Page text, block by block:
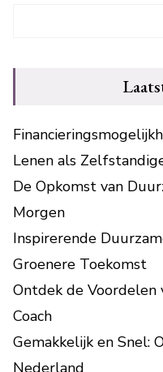
Lenen als
De Opkomst van
Morgen
Inspirerende
Groenere Toekomst
Ontdek de Voordelen
Coach
Gemakkelijk en Snel:
Nederland